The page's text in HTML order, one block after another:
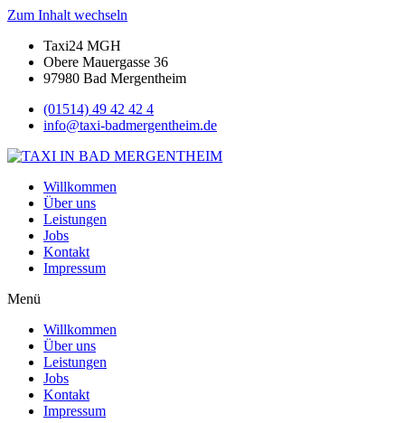
Zum Inhalt wechseln
Taxi24 MGH
Obere Mauergasse 36
97980 Bad Mergentheim
(01514) 49 42 42 4
info@taxi-badmergentheim.de
Willkommen
Über uns
Leistungen
Jobs
Kontakt
Impressum
Menü
Willkommen
Über uns
Leistungen
Jobs
Kontakt
Impressum